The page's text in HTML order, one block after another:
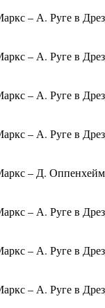
– А. Руге в
– А. Руге в
– А. Руге в
– А. Руге в
– Д.
– А. Руге в
– А. Руге в
– А. Руге в